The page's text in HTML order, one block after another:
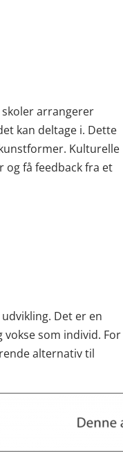
arrangerer
kan deltage i. Dette
Kulturelle
få feedback fra et
Det er en
som individ. For
alternativ til